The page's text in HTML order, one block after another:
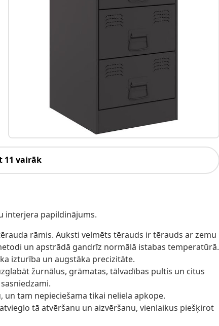
11 vairāk
interjera papildinājums.
rāmis. Auksti velmēts tērauds ir tērauds ar zemu
un apstrādā gandrīz normālā istabas temperatūrā.
izturība un augstāka precizitāte.
žurnālus, grāmatas, tālvadības pultis un citus
tam nepieciešama tikai neliela apkope.
tā atvēršanu un aizvēršanu, vienlaikus piešķirot